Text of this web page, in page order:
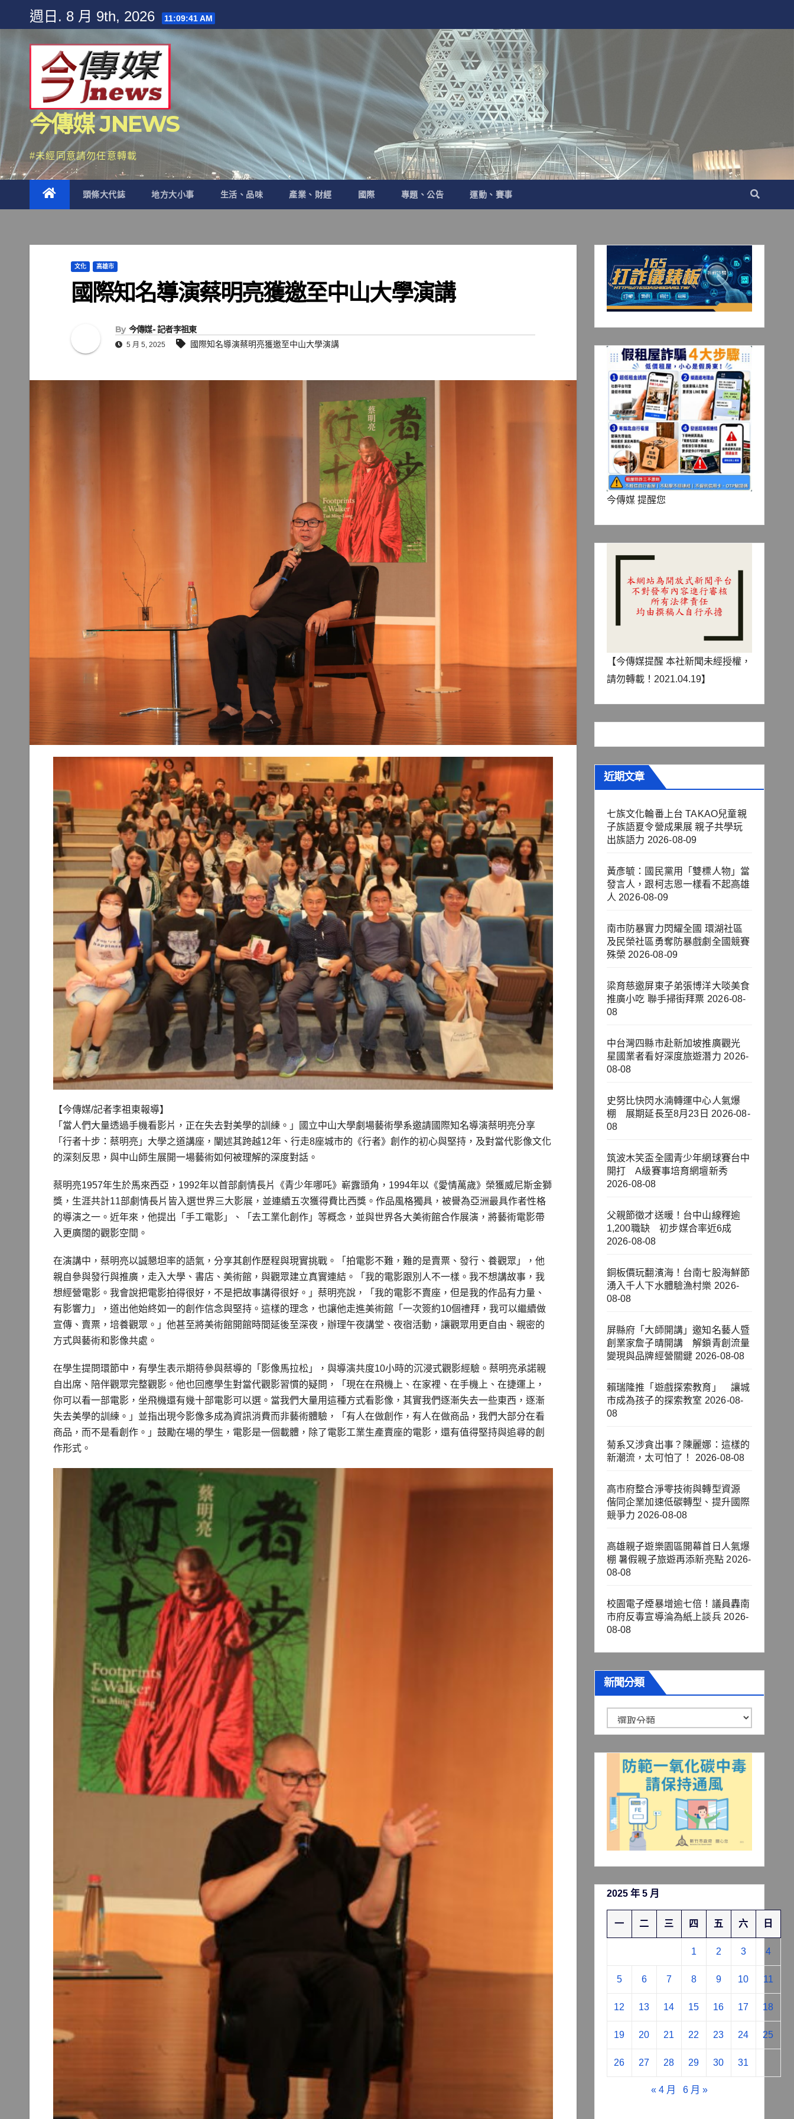
content
週日. 8 月 9th, 2026 11:09:44 AM
今傳媒 JNEWS
#未經同意請勿任意轉載
頭條大代誌 地方大小事 生活、品味 產業、財經 國際 專題、公告 運動、賽事
文化 高雄市
國際知名導演蔡明亮獲邀至中山大學演講
By 今傳媒- 記者李祖東
5 月 5, 2025 國際知名導演蔡明亮獲邀至中山大學演講
【今傳媒/記者李祖東報導】
「當人們大量透過手機看影片，正在失去對美學的訓練。」國立中山大學劇場藝術學系邀請國際知名導演蔡明亮分享
「行者十步：蔡明亮」大學之道講座，闡述其跨越12年、行走8座城市的《行者》創作的初心與堅持，及對當代影像文化
的深刻反思，與中山師生展開一場藝術如何被理解的深度對話。
蔡明亮1957年生於馬來西亞，1992年以首部劇情長片《青少年哪吒》嶄露頭角，1994年以《愛情萬歲》榮獲威尼斯金獅
獎，生涯共計11部劇情長片皆入選世界三大影展，並連續五次獲得費比西獎。作品風格獨具，被譽為亞洲最具作者性格
的導演之一。近年來，他提出「手工電影」、「去工業化創作」等概念，並與世界各大美術館合作展演，將藝術電影帶
入更廣闊的觀影空間。
在演講中，蔡明亮以誠懇坦率的語氣，分享其創作歷程與現實挑戰。「拍電影不難，難的是賣票、發行、養觀眾」，他
親自參與發行與推廣，走入大學、書店、美術館，與觀眾建立真實連結。「我的電影跟別人不一樣。我不想講故事，我
想經營電影。我會說把電影拍得很好，不是把故事講得很好。」蔡明亮說，「我的電影不賣座，但是我的作品有力量、
有影響力」，道出他始終如一的創作信念與堅持。這樣的理念，也讓他走進美術館「一次簽約10個禮拜，我可以繼續做
宣傳、賣票，培養觀眾。」他甚至將美術館開館時間延後至深夜，辦理午夜講堂、夜宿活動，讓觀眾用更自由、親密的
方式與藝術和影像共處。
在學生提問環節中，有學生表示期待參與蔡導的「影像馬拉松」，與導演共度10小時的沉浸式觀影經驗。蔡明亮承諾親
自出席、陪伴觀眾完整觀影。他也回應學生對當代觀影習慣的疑問，「現在在飛機上、在家裡、在手機上、在捷運上，
你可以看一部電影，坐飛機還有幾十部電影可以選。當我們大量用這種方式看影像，其實我們逐漸失去一些東西，逐漸
失去美學的訓練。」並指出現今影像多成為資訊消費而非藝術體驗，「有人在做創作，有人在做商品，我們大部分在看
商品，而不是看創作。」鼓勵在場的學生，電影是一個載體，除了電影工業生產賣座的電影，還有值得堅持與追尋的創
作形式。
今傳媒 提醒您
【今傳媒提醒 本社新聞未經授權，
請勿轉載！2021.04.19】
近期文章
七族文化輪番上台 TAKAO兒童親
子族語夏令營成果展 親子共學玩
出族語力 2026-08-09
黃彥毓：國民黨用「雙標人物」當
發言人，跟柯志恩一樣看不起高雄
人 2026-08-09
南市防暴實力閃耀全國 環湖社區
及民榮社區勇奪防暴戲劇全國競賽
殊榮 2026-08-09
梁育慈邀屏東子弟張博洋大啖美食
推廣小吃 聯手掃街拜票 2026-08-
08
中台灣四縣市赴新加坡推廣觀光
星國業者看好深度旅遊潛力 2026-
08-08
史努比快閃水湳轉運中心人氣爆
棚 展期延長至8月23日 2026-08-
08
筑波木笑盃全國青少年網球賽台中
開打 A級賽事培育網壇新秀
2026-08-08
父親節徵才送暖！台中山線釋逾
1,200職缺 初步媒合率近6成
2026-08-08
銅板價玩翻濱海！台南七股海鮮節
湧入千人下水體驗漁村樂 2026-
08-08
屏縣府「大師開講」邀知名藝人暨
創業家詹子晴開講 解鎖青創流量
變現與品牌經營關鍵 2026-08-08
賴瑞隆推「遊戲探索教育」 讓城
市成為孩子的探索教室 2026-08-
08
菊系又涉貪出事？陳麗娜：這樣的
新潮流，太可怕了！
2026-08-08
高市府整合淨零技術與轉型資源
偕同企業加速低碳轉型、提升國際
競爭力 2026-08-08
高雄親子遊樂園區開幕首日人氣爆
棚 暑假親子旅遊再添新亮點 2026-
08-08
校園電子煙暴增逾七倍！議員轟南
市府反毒宣導淪為紙上談兵 2026-
08-08
新聞分類
聞
分
2025 年 5 月
一 二 三 四 五 六 日
1 2 3 4
5 6 7 8 9 10 11
12 13 14 15 16 17 18
19 20 21 22 23 24 25
26 27 28 29 30 31
« 4 月 6 月 »